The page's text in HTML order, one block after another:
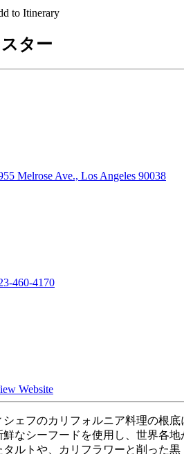
to Itinerary
ター
Melrose Ave., Los Angeles 90038
460-4170
Website
ェフのカリフォルニア料理の根
なシーフードを使用し、世界各
ルトや、カリフラワーと削った